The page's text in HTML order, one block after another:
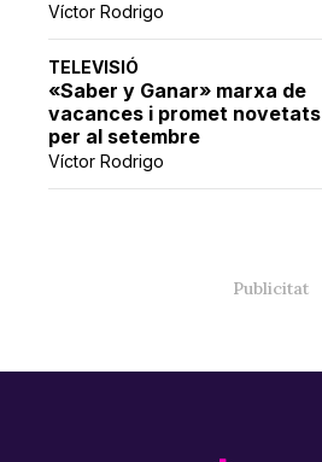
Víctor Rodrigo
TELEVISIÓ
«Saber y Ganar» marxa de
vacances i promet novetats
per al setembre
Víctor Rodrigo